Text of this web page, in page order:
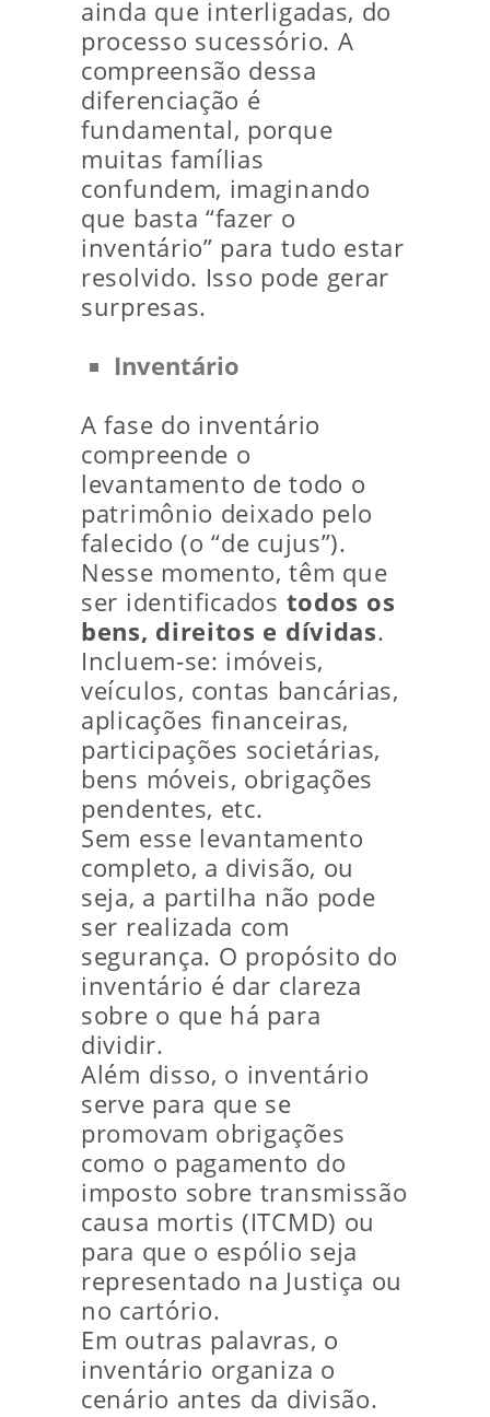
ainda que interligadas, do
processo sucessório. A
compreensão dessa
diferenciação é
fundamental, porque
muitas famílias
confundem, imaginando
que basta “fazer o
inventário” para tudo estar
resolvido. Isso pode gerar
surpresas.
Inventário
A fase do inventário
compreende o
levantamento de todo o
patrimônio deixado pelo
falecido (o “de cujus”).
Nesse momento, têm que
ser identificados todos os
bens, direitos e dívidas.
Incluem‑se: imóveis,
veículos, contas bancárias,
aplicações financeiras,
participações societárias,
bens móveis, obrigações
pendentes, etc.
Sem esse levantamento
completo, a divisão, ou
seja, a partilha não pode
ser realizada com
segurança. O propósito do
inventário é dar clareza
sobre o que há para
dividir.
Além disso, o inventário
serve para que se
promovam obrigações
como o pagamento do
imposto sobre transmissão
causa mortis (ITCMD) ou
para que o espólio seja
representado na Justiça ou
no cartório.
Em outras palavras, o
inventário organiza o
cenário antes da divisão.